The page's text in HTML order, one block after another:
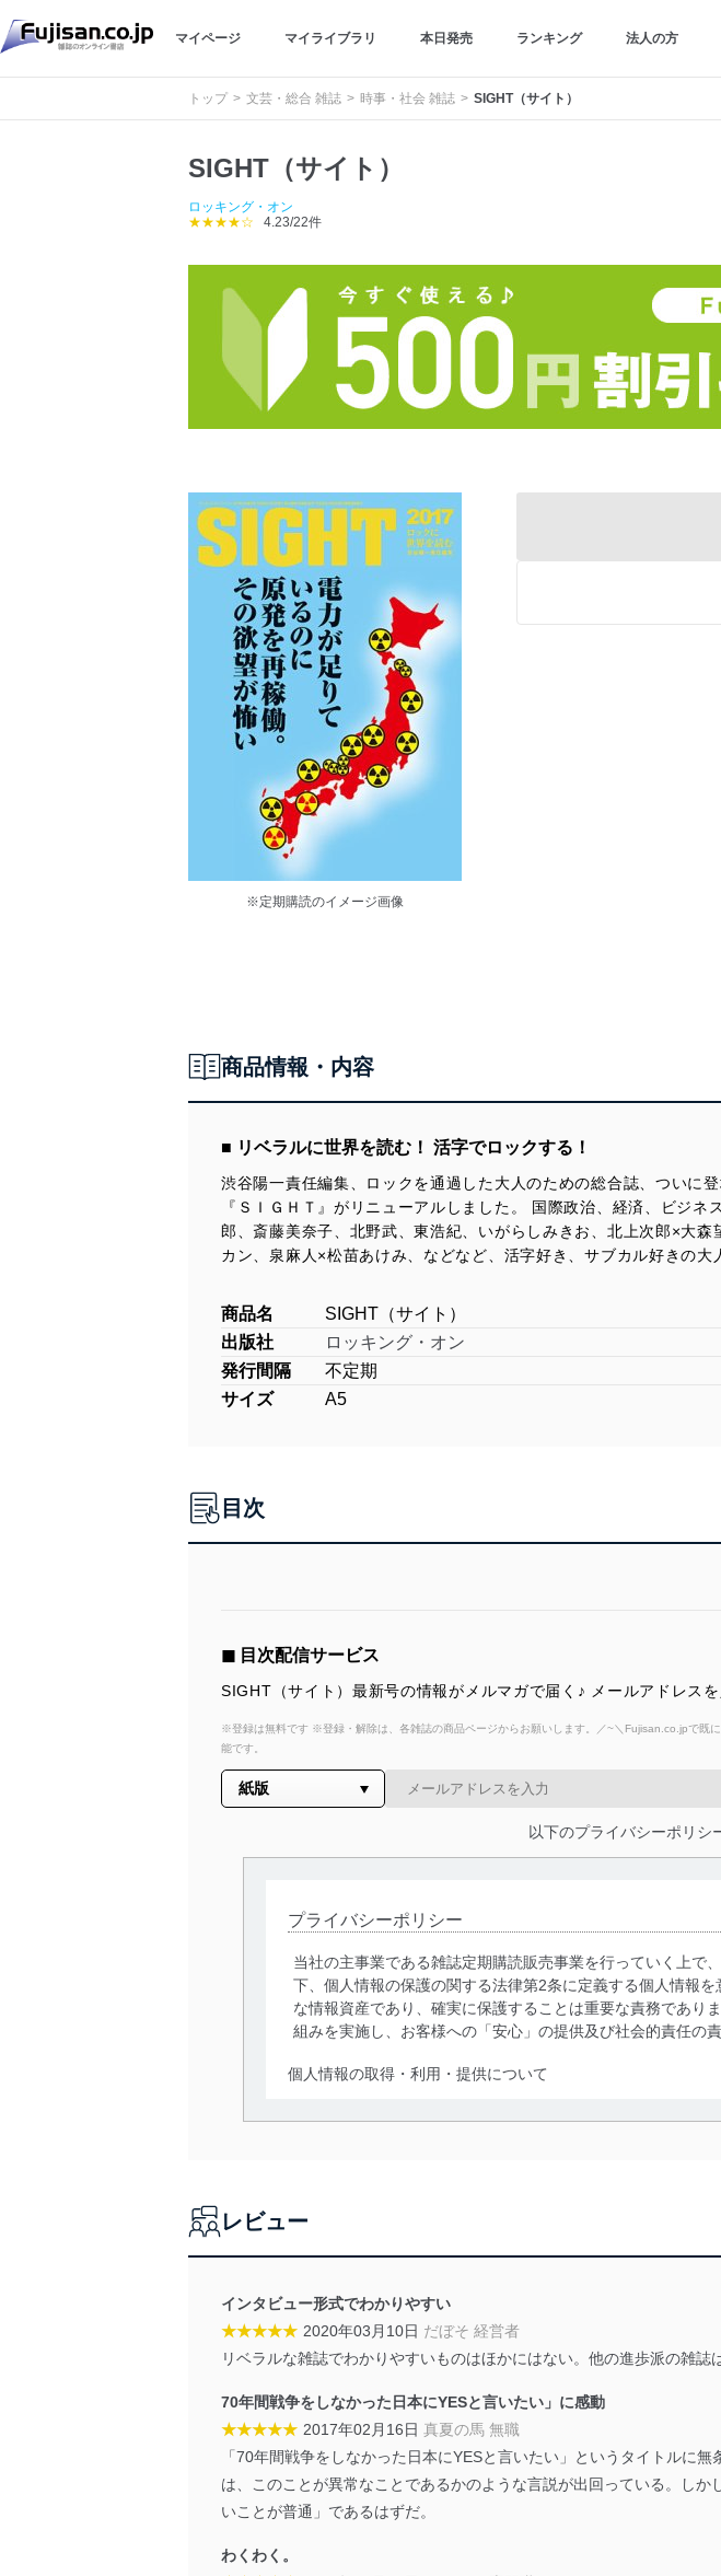
マイページ マイライブラリ 本日発売 ランキング 法人の方
トップ 文芸・総合 雑誌 時事・社会 雑誌 SIGHT（サイト）
SIGHT（サイト）
ロッキング・オン
★★★★☆
4.23/22件
※定期購読のイメージ画像
商品情報・内容
■ リベラルに世界を読む！ 活字でロックする！
渋谷陽一責任編集、ロックを通過した大人のための総合誌、ついに
『ＳＩＧＨＴ』がリニューアルしました。 国際政治、経済、ビジ
郎、斎藤美奈子、北野武、東浩紀、いがらしみきお、北上次郎×大
カン、泉麻人×松苗あけみ、などなど、活字好き、サブカル好きの大
商品名
SIGHT（サイト）
出版社
ロッキング・オン
発行間隔
不定期
サイズ
A5
目次
◼︎ 目次配信サービス
SIGHT（サイト）最新号の情報がメルマガで届く♪ メールアドレス
※登録は無料です ※登録・解除は、各雑誌の商品ページからお願いします。／~＼Fujisan.co.jpで既
能です。
以下のプライバシーポリシ
プライバシーポリシー
当社の主事業である雑誌定期購読販売事業を行っていく上で
下、個人情報の保護の関する法律第2条に定義する個人情報
な情報資産であり、確実に保護することは重要な責務であり
組みを実施し、お客様への「安心」の提供及び社会的責任の
個人情報の取得・利用・提供について
当社は、個人情報の取得・利用・提供に際して、その利用目
令及びその他の規範を常に適合させます。
個人情報の安全管理措置
漏えい、滅失またはき損の防止及び是正に努めます。
アクセス制御
個人データを取り扱うことのできる機器及び当該機器
しています。
レビュー
インタビュー形式でわかりやすい
★★★★★ 2020年03月10日 だぼそ 経営者
リベラルな雑誌でわかりやすいものはほかにはない。他の進歩派の雑誌
70年間戦争をしなかった日本にYESと言いたい」に感動
★★★★★ 2017年02月16日 真夏の馬 無職
「70年間戦争をしなかった日本にYESと言いたい」というタイトルに
は、このことが異常なことであるかのような言説が出回っている。し
いことが普通」であるはずだ。
わくわく。